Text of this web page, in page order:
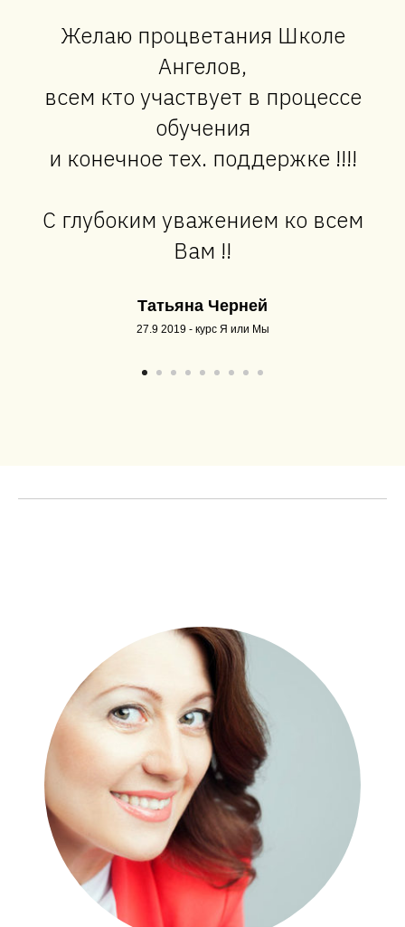
Желаю процветания Школе
Ангелов,
всем кто участвует в процессе
обучения
и конечное тех. поддержке !!!!
С глубоким уважением ко всем
Вам !!
Татьяна Черней
27.9 2019 - курс Я или Мы